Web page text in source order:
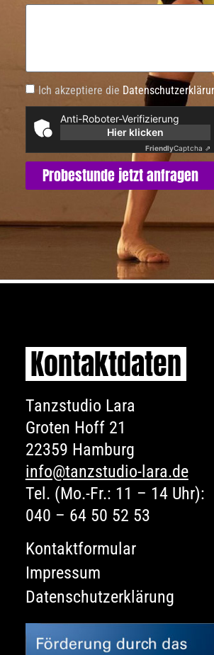
Ich akzeptiere die
Anti-Roboter-Verifizierung
Hier klicken
FriendlyCaptcha ⇗
Probestunde jetzt anfragen
Kontaktdaten
Tanzstudio Lara
Groten Hoff 21
22359 Hamburg
info@tanzstudio-lara.de
Tel. (Mo.-Fr.: 11 – 14 Uhr):
040 – 64 50 52 53
Kontaktformular
Impressum
Datenschutzerklärung